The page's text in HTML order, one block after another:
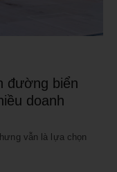
đường biển
doanh
vẫn là lựa chọn